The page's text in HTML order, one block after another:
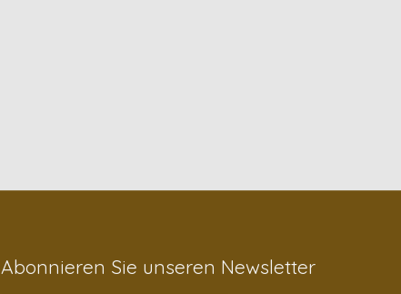
Abonnieren Sie unseren Newsletter